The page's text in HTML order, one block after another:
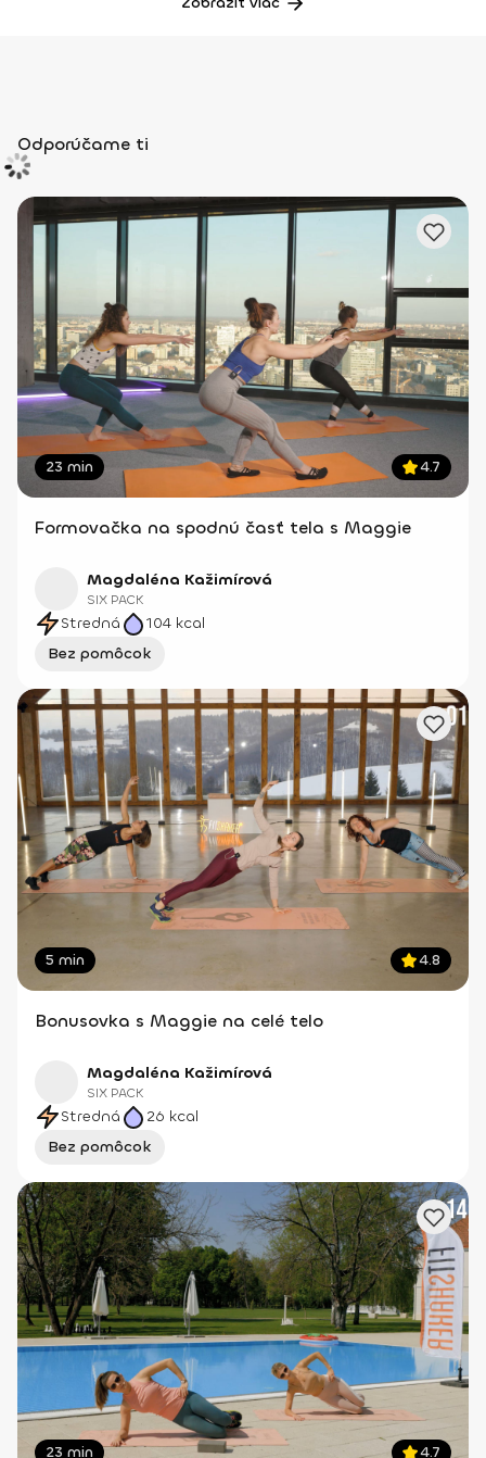
Odporúčame ti
23 min 4.7
Formovačka na spodnú časť tela s Maggie
Magdaléna Kažimírová
SIX PACK
Stredná 104 kcal
Bez pomôcok
5 min 4.8
Bonusovka s Maggie na celé telo
Magdaléna Kažimírová
SIX PACK
Stredná 26 kcal
Bez pomôcok
23 min 4.7